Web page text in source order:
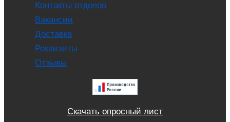
Контакты отделов
Вакансии
Доставка
Реквизиты
Отзывы
Скачать опросный лист